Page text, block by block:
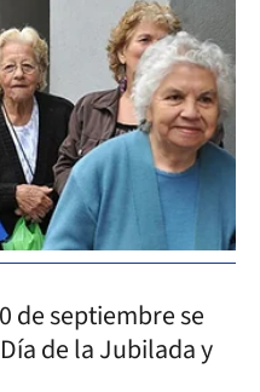
de septiembre se
de la Jubilada y